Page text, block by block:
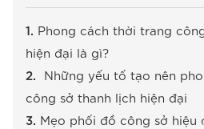
Phong cách thời trang
hiện đại là gì?
Những yếu tố tạo nên
công sở thanh lịch hiện đại
Mẹo phối đồ công sở hiệu